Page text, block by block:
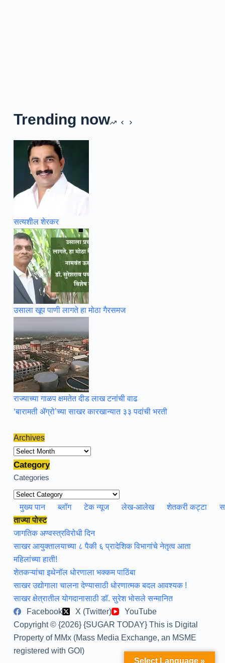
Trending now
सत्यशील शेरकर
उसाला खूप पाणी लागते हा मोठा गैरसमज
राज्याच्या गाळप क्षमतेत दीड लाख टनांची वाढ
‘बारामती ॲग्रो’च्या साखर कारखान्यात ३३ पदांची भरती
Archives
Archives
Category
Categories
मुख्य पान ब्लॉग टेक न्यूज लेख-आलेख शेतकरी कट्टा
ताज्या पोस्ट
जागतिक अण्वस्त्रविरोधी दिन
साखर आयुक्तालयाच्या ८ पैकी ६ प्रादेशिक विभागांचे नेतृत्व आता
महिलांच्या हाती!
शेतकऱ्यांचा इथेनॉल धोरणाला भक्कम पाठिंबा
साखर उद्योगाला चालना देण्यासाठी धोरणात्मक बदल आवश्यक !
साखर क्षेत्रातील योगदानासाठी डॉ. सुरेश भोसले सन्मानित
Facebook
X (Twitter)
YouTube
Copyright © {2026} {SUGAR TODAY} This is Digital
Property of MMx (Mass Media Exchange, an MSME
registered with GOI)
Select Language »